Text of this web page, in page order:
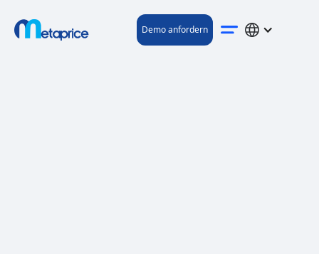
Demo anfordern